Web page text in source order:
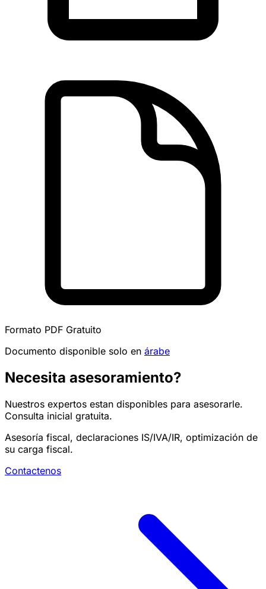
Formato PDF Gratuito
Documento disponible solo en árabe
Necesita asesoramiento?
Nuestros expertos estan disponibles para asesorarle.
Consulta inicial gratuita.
Asesoría fiscal, declaraciones IS/IVA/IR, optimización de
su carga fiscal.
Contactenos